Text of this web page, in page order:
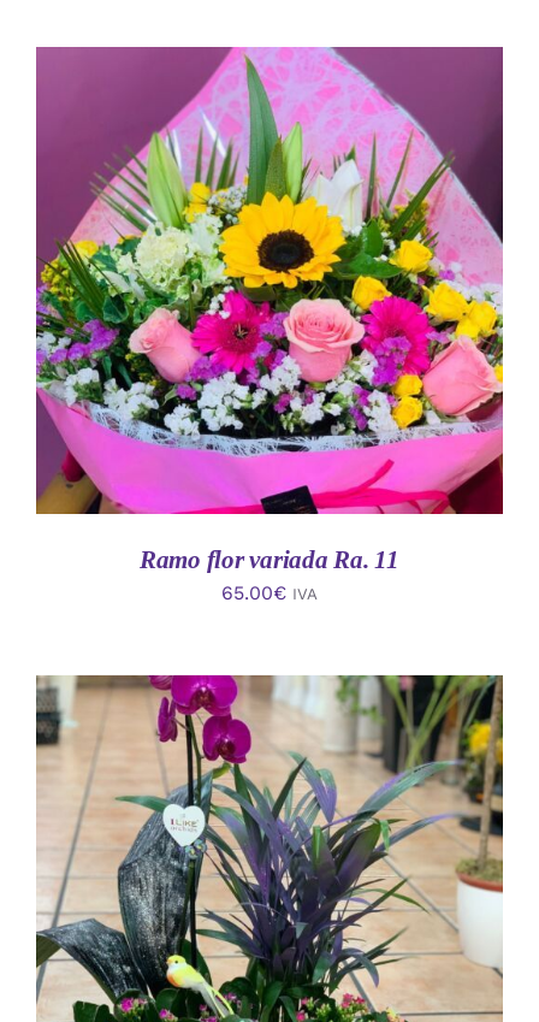
AÑADIR AL CARRITO
/
DETALLES
Ramo flor variada Ra. 11
65.00€ IVA
AÑADIR AL CARRITO
/
DETALLES